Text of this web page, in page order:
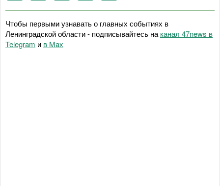
Чтобы первыми узнавать о главных событиях в
Ленинградской области - подписывайтесь на канал 47news в
Telegram и в Maх